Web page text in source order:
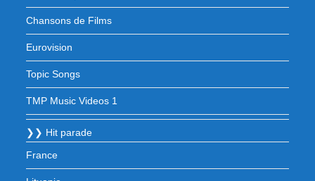
Chansons de Films
Eurovision
Topic Songs
TMP Music Videos 1
❯❯ Hit parade
France